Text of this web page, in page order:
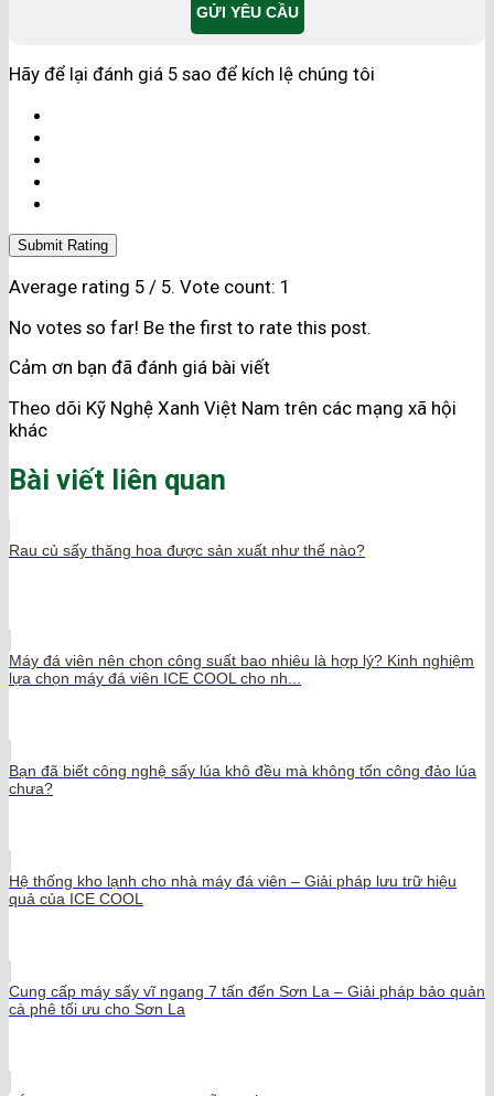
Hãy để lại đánh giá 5 sao để kích lệ chúng tôi
Submit Rating
Average rating 5 / 5. Vote count: 1
No votes so far! Be the first to rate this post.
Cảm ơn bạn đã đánh giá bài viết
Theo dõi Kỹ Nghệ Xanh Việt Nam trên các mạng xã hội
khác
Bài viết liên quan
Rau củ sấy thăng hoa được sản xuất như thế nào?
Máy đá viên nên chọn công suất bao nhiêu là hợp lý? Kinh nghiệm
lựa chọn máy đá viên ICE COOL cho nh...
Bạn đã biết công nghệ sấy lúa khô đều mà không tốn công đảo lúa
chưa?
Hệ thống kho lạnh cho nhà máy đá viên – Giải pháp lưu trữ hiệu
quả của ICE COOL
Cung cấp máy sấy vĩ ngang 7 tấn đến Sơn La – Giải pháp bảo quản
cà phê tối ưu cho Sơn La